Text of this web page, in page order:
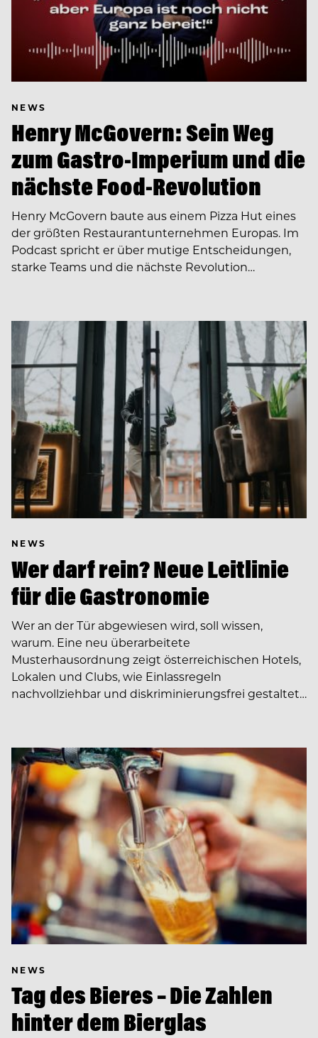
NEWS
Henry McGovern: Sein Weg
zum Gastro-Imperium und die
nächste Food-Revolution
Henry McGovern baute aus einem Pizza Hut eines
der größten Restaurantunternehmen Europas. Im
Podcast spricht er über mutige Entscheidungen,
starke Teams und die nächste Revolution…
NEWS
Wer darf rein? Neue Leitlinie
für die Gastronomie
Wer an der Tür abgewiesen wird, soll wissen,
warum. Eine neu überarbeitete
Musterhausordnung zeigt österreichischen Hotels,
Lokalen und Clubs, wie Einlassregeln
nachvollziehbar und diskriminierungsfrei gestaltet…
NEWS
Tag des Bieres – Die Zahlen
hinter dem Bierglas